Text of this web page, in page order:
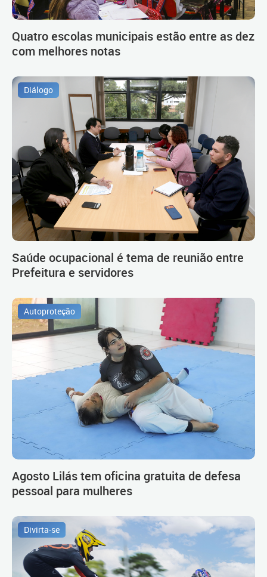
Quatro escolas municipais estão entre as dez
com melhores notas
Diálogo
Saúde ocupacional é tema de reunião entre
Prefeitura e servidores
Autoproteção
Agosto Lilás tem oficina gratuita de defesa
pessoal para mulheres
Divirta-se